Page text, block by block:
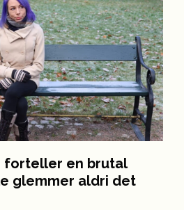
forteller en brutal
glemmer aldri det